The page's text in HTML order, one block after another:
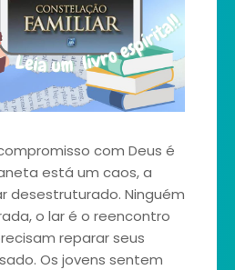
com Deus é
está um caos, a
desestruturado. Ninguém
o lar é o reencontro
reparar seus
Os jovens sentem